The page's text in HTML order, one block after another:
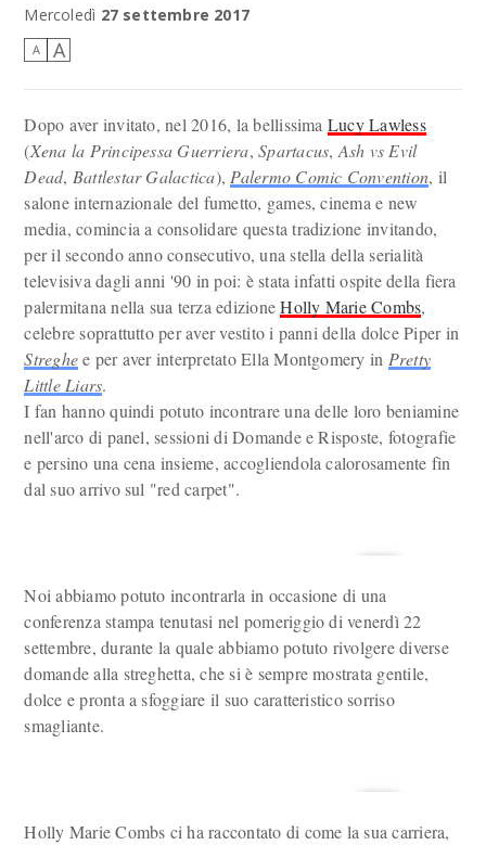
Mercoledì 27 settembre 2017
A A
Dopo aver invitato, nel 2016, la bellissima Lucy Lawless
(Xena la Principessa Guerriera,Spartacus, Ash vs Evil
Dead, Battlestar Galactica), Palermo Comic Convention, il
salone internazionale del fumetto, games, cinema e new
media, comincia a consolidare questa tradizione invitando,
per il secondo anno consecutivo, una stella della serialità
televisiva dagli anni '90 in poi: è stata infatti ospite della fiera
palermitana nella sua terza edizioneHolly Marie Combs,
celebre soprattutto per aver vestito i panni della dolce Piper in
Streghee per aver interpretato Ella Montgomery in Pretty
Little Liars.
I fan hanno quindi potuto incontrare una delle loro beniamine
nell'arco di panel, sessioni di Domande e Risposte, fotografie
e persino una cena insieme, accogliendola calorosamente fin
dal suo arrivo sul "red carpet".
Noi abbiamo potuto incontrarla in occasione di una
conferenza stampa tenutasi nel pomeriggio di venerdì 22
settembre, durante la quale abbiamo potuto rivolgere diverse
domande alla streghetta, che si è sempre mostrata gentile,
dolce e pronta a sfoggiare il suo caratteristico sorriso
smagliante.
Holly Marie Combs ci ha raccontato di come la sua carriera,